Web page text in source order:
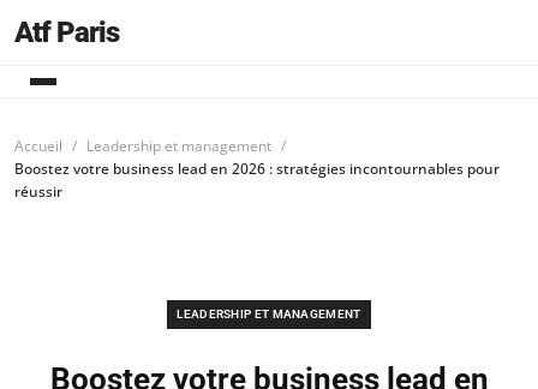
Atf Paris
Accueil
Leadership et management
Boostez votre business lead en 2026 : stratégies incontournables pour
réussir
LEADERSHIP ET MANAGEMENT
Boostez votre business lead en